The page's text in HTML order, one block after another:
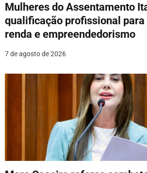
Mulheres do Assentamento
qualificação profissional para
renda e empreendedorismo
7 de agosto de 2026